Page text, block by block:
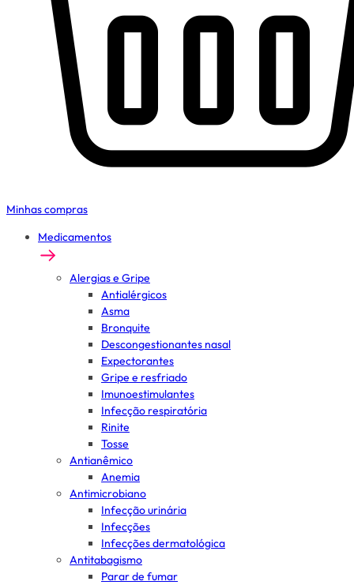
Minhas compras
Medicamentos
Alergias e Gripe
Antialérgicos
Asma
Bronquite
Descongestionantes nasal
Expectorantes
Gripe e resfriado
Imunoestimulantes
Infecção respiratória
Rinite
Tosse
Antianêmico
Anemia
Antimicrobiano
Infecção urinária
Infecções
Infecções dermatológica
Antitabagismo
Parar de fumar